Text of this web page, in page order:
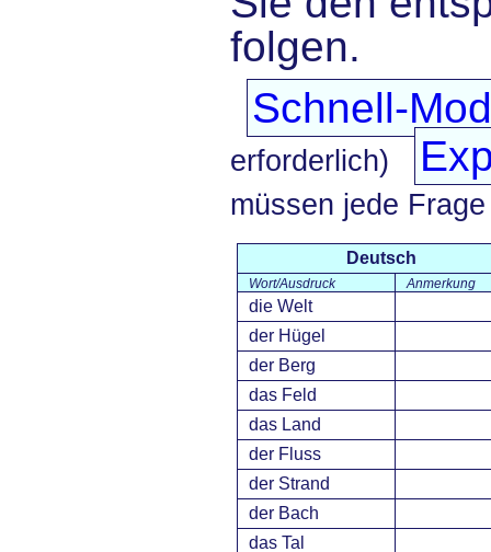
folgen.
Schnell-
erforderlich)
müssen jede
Deutsch
Wort/Ausdruck Anmerkung
die Welt
der Hügel
der Berg
das Feld
das Land
der Fluss
der Strand
der Bach
das Tal